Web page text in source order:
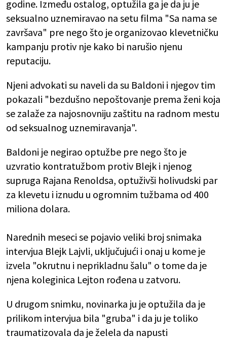
godine. Između ostalog, optužila ga je da ju je
seksualno uznemiravao na setu filma "Sa nama se
završava" pre nego što je organizovao klevetničku
kampanju protiv nje kako bi narušio njenu
reputaciju.
Njeni advokati su naveli da su Baldoni i njegov tim
pokazali "bezdušno nepoštovanje prema ženi koja
se zalaže za najosnovniju zaštitu na radnom mestu
od seksualnog uznemiravanja".
Baldoni je negirao optužbe pre nego što je
uzvratio kontratužbom protiv Blejk i njenog
supruga Rajana Renoldsa, optuživši holivudski par
za klevetu i iznudu u ogromnim tužbama od 400
miliona dolara.
Narednih meseci se pojavio veliki broj snimaka
intervjua Blejk Lajvli, uključujući i onaj u kome je
izvela "okrutnu i neprikladnu šalu" o tome da je
njena koleginica Lejton rođena u zatvoru.
U drugom snimku, novinarka ju je optužila da je
prilikom intervjua bila "gruba" i da ju je toliko
traumatizovala da je želela da napusti